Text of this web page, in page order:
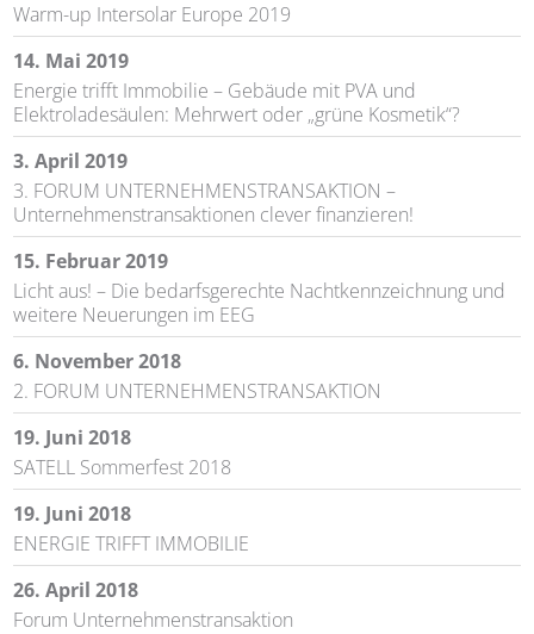
Warm-up Intersolar Europe 2019
14. Mai 2019
Energie trifft Immobilie – Gebäude mit PVA und
Elektroladesäulen: Mehrwert oder „grüne Kosmetik“?
3. April 2019
3. FORUM UNTERNEHMENSTRANSAKTION –
Unternehmenstransaktionen clever finanzieren!
15. Februar 2019
Licht aus! – Die bedarfsgerechte Nachtkennzeichnung und
weitere Neuerungen im EEG
6. November 2018
2. FORUM UNTERNEHMENSTRANSAKTION
19. Juni 2018
SATELL Sommerfest 2018
19. Juni 2018
ENERGIE TRIFFT IMMOBILIE
26. April 2018
Forum Unternehmenstransaktion